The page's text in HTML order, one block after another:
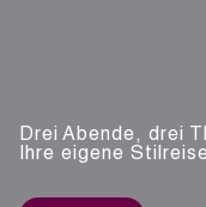
Drei Abende, drei
Ihre eigene Stilreise